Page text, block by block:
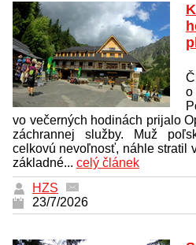
o
vo večerných hodinách prijalo
záchrannej služby. Muž
celkovú nevoľnosť, náhle stratil
základné... celý článek
HZS
23/7/2026